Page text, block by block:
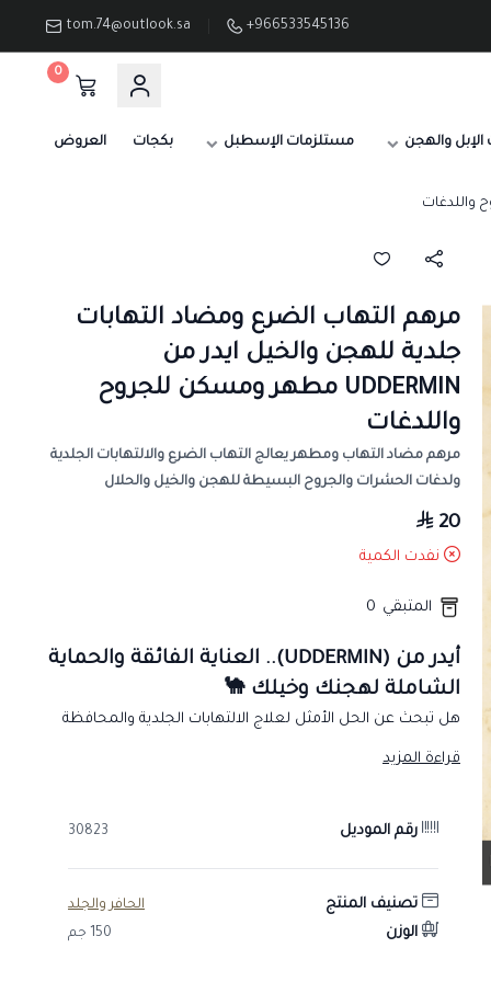
+966533545136
tom.74@outlook.sa
0
والهجن مستلزمات الإسطبل بكجات العروض
مرهم التهاب الضرع ومضاد التهابات
جلدية للهجن والخيل ايدر من
UDDERMIN مطهر ومسكن للجروح
واللدغات
مرهم مضاد التهاب ومطهر يعالج التهاب الضرع والالتهابات الجلدية
ولدغات الحشرات والجروح البسيطة للهجن والخيل والحلال
20
نفدت الكمية
المتبقي 0
أيدر من (UDDERMIN).. العناية الفائقة والحماية
الشاملة لهجنك وخيلك 🐪
هل تبحث عن الحل الأمثل لعلاج الالتهابات الجلدية والمحافظة
على سلامة الضرع؟ صيدلية
مطهر وقاتل للبكتيريا:
يوفر حماية قصوى ضد الميكروبات
المسببة للمشاكل الجلدية 🛡️.
قراءة المزيد
رقم الموديل 30823
تصنيف المنتج الحافر والجلد
الوزن 150 جم